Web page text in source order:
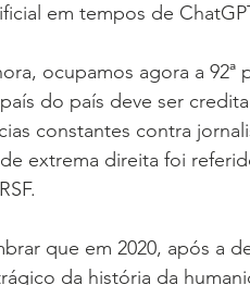
em tempos de
ocupamos agora a
do país deve ser
constantes contra
de extrema direita foi
que em 2020, após a
da história da